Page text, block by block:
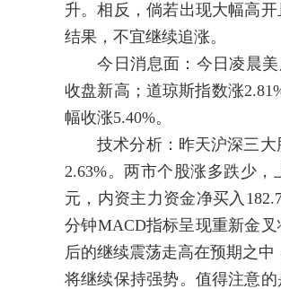
升。相反，倘若出现大幅高
结果，不宜继续追涨。
今日消息面：今日凌晨美
收盘新高；道琼斯指数涨
幅收涨5.40%。
技术分析：昨天沪深三大
2.63%。两市个股涨多跌少
元，内资主力资金净买入
分钟MACD指标呈现重新金
后的继续震荡走高在预期之
将继续保持强势。值得注意